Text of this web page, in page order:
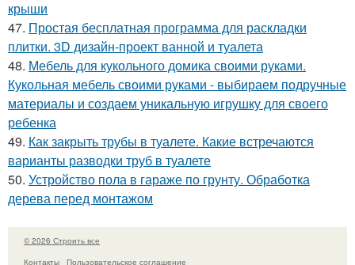
крыши
47. Простая бесплатная программа для раскладки
плитки. 3D дизайн-проект ванной и туалета
48. Мебель для кукольного домика своими руками.
Кукольная мебель своими руками - выбираем подручные
материалы и создаем уникальную игрушку для своего
ребенка
49. Как закрыть трубы в туалете. Какие встречаются
варианты разводки труб в туалете
50. Устройство пола в гараже по грунту. Обработка
дерева перед монтажом
© 2026 Строить все
Контакты
Пользовательское соглашение